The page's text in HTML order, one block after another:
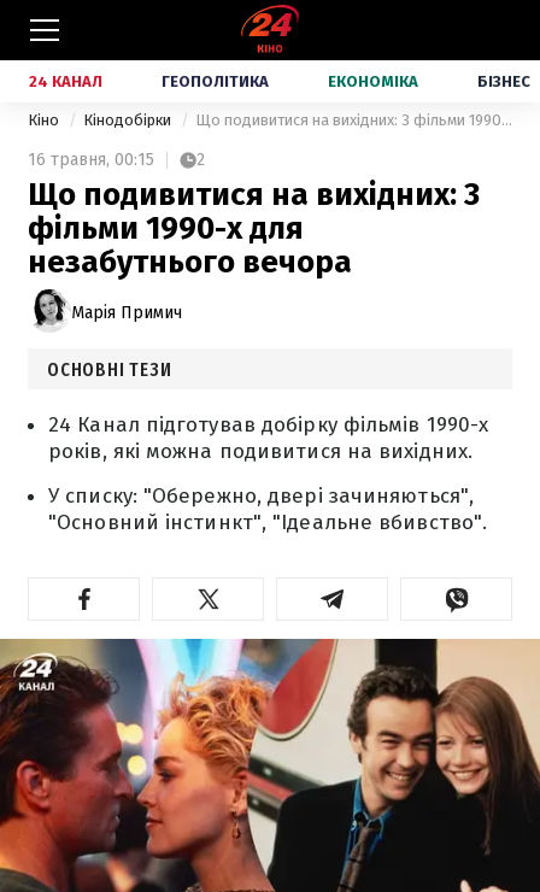
24 КАНАЛ ГЕОПОЛІТИКА ЕКОНОМІКА БІЗНЕС
Кіно Кінодобірки Що подивитися на вихідних: 3 фільми 1990-х для незабутнього вечора
16 травня, 00:15 2
Що подивитися на вихідних: 3
фільми 1990-х для
незабутнього вечора
Марія Примич
ОСНОВНІ ТЕЗИ
24 Канал підготував добірку фільмів 1990-х
років, які можна подивитися на вихідних.
У списку: "Обережно, двері зачиняються",
"Основний інстинкт", "Ідеальне вбивство".